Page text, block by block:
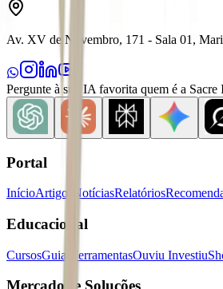
Av. XV de Novembro, 171 - Sala 01,
Pergunte à sua IA favorita quem é a Sacre
Portal
InícioArtigos NotíciasRelatórios
Educacional
CursosGuias FerramentasOuviu Investiu